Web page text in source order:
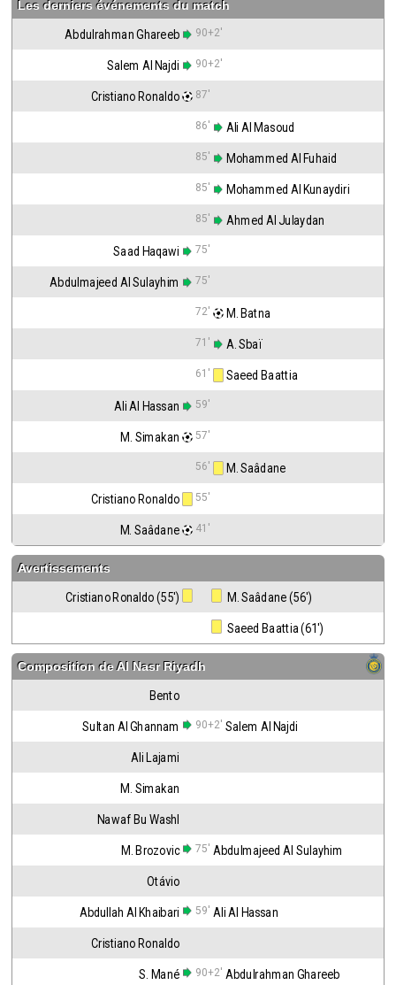
Les derniers événements du match
Abdulrahman Ghareeb 90+2'
Salem Al Najdi 90+2'
Cristiano Ronaldo 87'
86' Ali Al Masoud
85' Mohammed Al Fuhaid
85' Mohammed Al Kunaydiri
85' Ahmed Al Julaydan
Saad Haqawi 75'
Abdulmajeed Al Sulayhim 75'
72' M. Batna
71' A. Sbaï
61' Saeed Baattia
Ali Al Hassan 59'
M. Simakan 57'
56' M. Saâdane
Cristiano Ronaldo 55'
M. Saâdane 41'
Avertissements
Cristiano Ronaldo (55') M. Saâdane (56')
Saeed Baattia (61')
Composition deAl Nasr Riyadh
Bento
Sultan Al Ghannam 90+2' Salem Al Najdi
Ali Lajami
M. Simakan
Nawaf Bu Washl
M. Brozovic 75' Abdulmajeed Al Sulayhim
Otávio
Abdullah Al Khaibari 59' Ali Al Hassan
Cristiano Ronaldo
S. Mané 90+2' Abdulrahman Ghareeb